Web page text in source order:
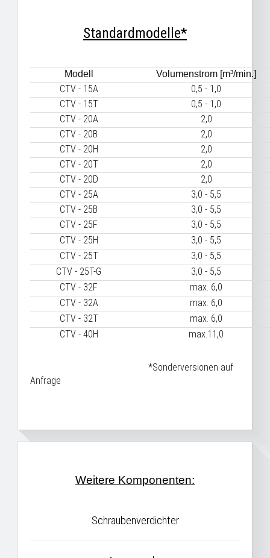
Standardmodelle*
Modell Volumenstrom [m³/min.]
CTV - 15A
0,5 - 1,0
CTV - 15T
0,5 - 1,0
CTV - 20A
2,0
CTV - 20B
2,0
CTV - 20H
2,0
CTV - 20T
2,0
CTV - 20D
2,0
CTV - 25A
3,0 - 5,5
CTV - 25B
3,0 - 5,5
CTV - 25F
3,0 - 5,5
CTV - 25H
3,0 - 5,5
CTV - 25T
3,0 - 5,5
CTV - 25T-G
3,0 - 5,5
CTV - 32F
max. 6,0
CTV - 32A
max. 6,0
CTV - 32T
max. 6,0
CTV - 40H
max.11,0
*Sonderversionen auf
Anfrage
Weitere Komponenten:
Schraubenverdichter